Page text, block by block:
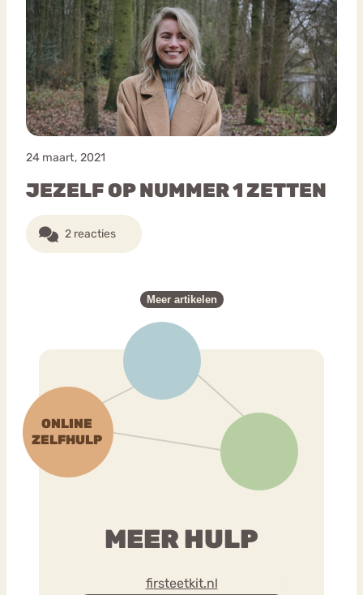
24 maart, 2021
JEZELF OP NUMMER 1 ZETTEN
2 reacties
Meer artikelen
MEER HULP
firsteetkit.nl